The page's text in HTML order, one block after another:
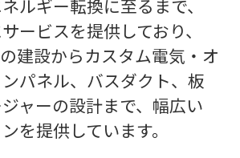
ルギー転換に至るまで、
ービスを提供しており、
建設からカスタム電気・オ
パネル、バスダクト、板
ャーの設計まで、幅広い
を提供しています。